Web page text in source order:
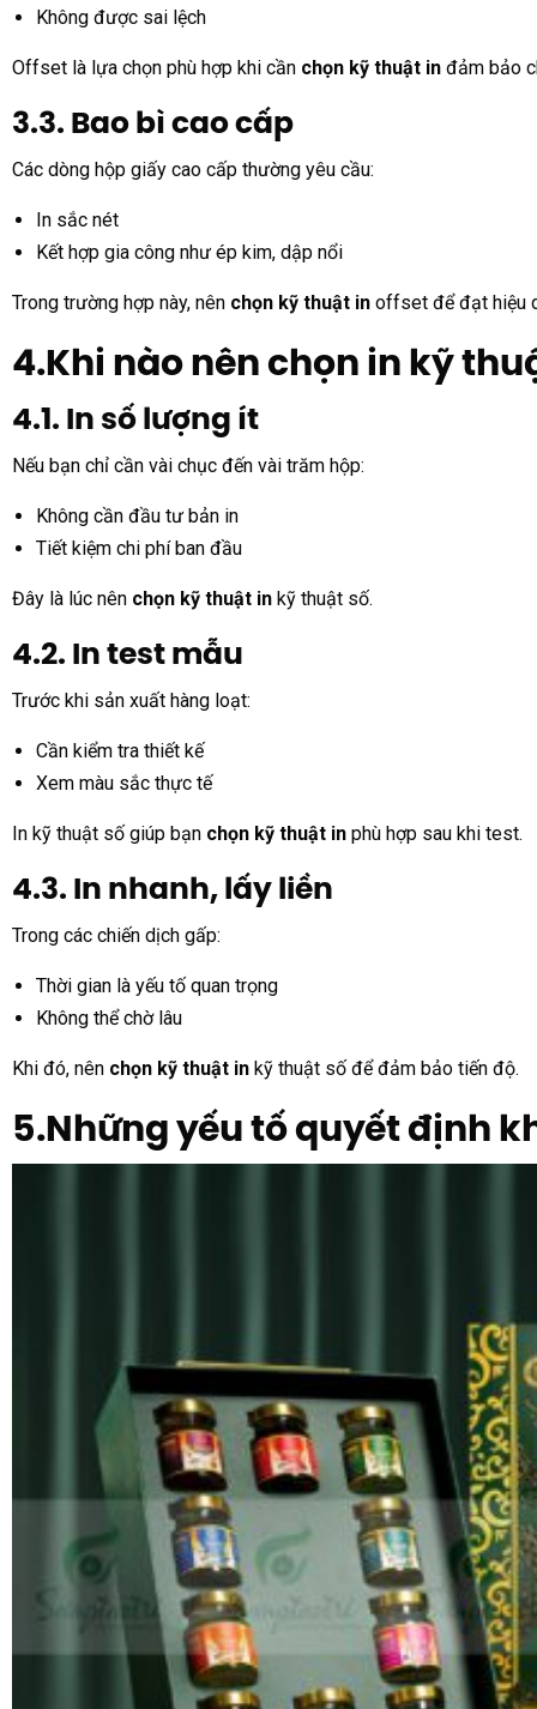
Không được sai lệch
Offset là lựa chọn phù hợp khi cần chọn kỹ thuật in đảm bảo
3.3. Bao bì cao cấp
Các dòng hộp giấy cao cấp thường yêu cầu:
In sắc nét
Kết hợp gia công như ép kim, dập nổi
Trong trường hợp này, nên chọn kỹ thuật in offset để đạt hiệu
4.Khi nào nên chọn in kỹ
4.1. In số lượng ít
Nếu bạn chỉ cần vài chục đến vài trăm hộp:
Không cần đầu tư bản in
Tiết kiệm chi phí ban đầu
Đây là lúc nên chọn kỹ thuật in kỹ thuật số.
4.2. In test mẫu
Trước khi sản xuất hàng loạt:
Cần kiểm tra thiết kế
Xem màu sắc thực tế
In kỹ thuật số giúp bạn chọn kỹ thuật in phù hợp sau khi test.
4.3. In nhanh, lấy liền
Trong các chiến dịch gấp:
Thời gian là yếu tố quan trọng
Không thể chờ lâu
Khi đó, nên chọn kỹ thuật in kỹ thuật số để đảm bảo tiến độ.
5.Những yếu tố quyết định